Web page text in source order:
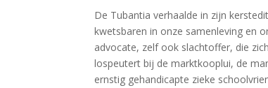
De Tubantia verhaalde in zijn
kwetsbaren in onze samenleving en
advocate, zelf ook slachtoffer, die
lospeutert bij de marktkooplui, de
ernstig gehandicapte zieke